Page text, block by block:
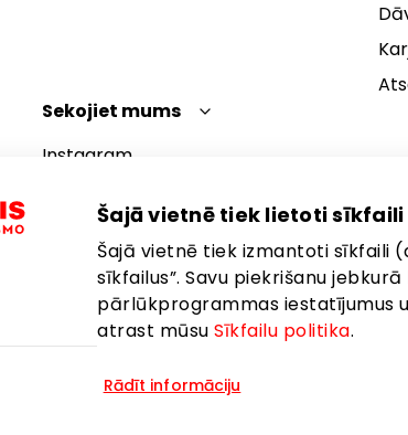
Šajā vietnē tiek lietoti sīkfaili
Šajā vietnē tiek izmantoti sīkfaili
sīkfailus”. Savu piekrišanu
pārlūkprogrammas iestatījumus
atrast mūsu Sīkfailu politika.
Rādīt informāciju
Sekojiet mums
Instagram
YouTube